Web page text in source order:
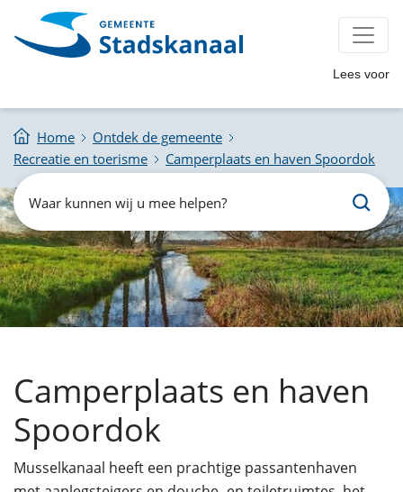
Lees voor
Home
Ontdek de gemeente
Recreatie en toerisme
Camperplaats en haven Spoordok
Zoeken
Waar
kunnen
wij
u
mee
helpen?
Camperplaats en haven
Spoordok
Musselkanaal heeft een prachtige passantenhaven